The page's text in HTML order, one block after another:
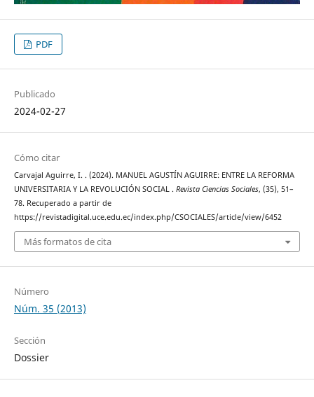
PDF
Publicado
2024-02-27
Cómo citar
Carvajal Aguirre, I. . (2024). MANUEL AGUSTÍN AGUIRRE: ENTRE LA REFORMA
UNIVERSITARIA Y LA REVOLUCIÓN SOCIAL . Revista Ciencias Sociales, (35), 51–
78. Recuperado a partir de
https://revistadigital.uce.edu.ec/index.php/CSOCIALES/article/view/6452
Más formatos de cita
Número
Núm. 35 (2013)
Sección
Dossier